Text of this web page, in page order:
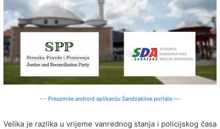
--- Preuzmite android aplikaciju Sandzaklive portala ---
Velika je razlika u vrijeme vanrednog stanja i policijskog časa